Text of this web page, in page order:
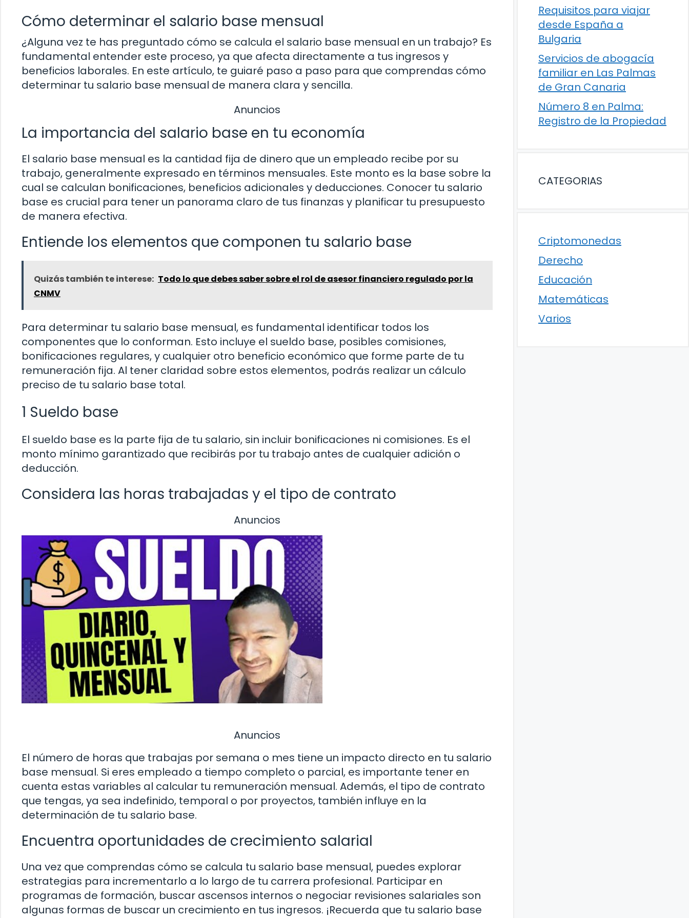
Cómo determinar el salario base mensual
¿Alguna vez te has preguntado cómo se calcula el salario base mensual en un trabajo? Es
fundamental entender este proceso, ya que afecta directamente a tus ingresos y
beneficios laborales. En este artículo, te guiaré paso a paso para que comprendas cómo
determinar tu salario base mensual de manera clara y sencilla.
Anuncios
La importancia del salario base en tu economía
El salario base mensual es la cantidad fija de dinero que un empleado recibe por su
trabajo, generalmente expresado en términos mensuales. Este monto es la base sobre la
cual se calculan bonificaciones, beneficios adicionales y deducciones. Conocer tu salario
base es crucial para tener un panorama claro de tus finanzas y planificar tu presupuesto
de manera efectiva.
Entiende los elementos que componen tu salario base
Quizás también te interese: Todo lo que debes saber sobre el rol de asesor financiero regulado por la
CNMV
Para determinar tu salario base mensual, es fundamental identificar todos los
componentes que lo conforman. Esto incluye el sueldo base, posibles comisiones,
bonificaciones regulares, y cualquier otro beneficio económico que forme parte de tu
remuneración fija. Al tener claridad sobre estos elementos, podrás realizar un cálculo
preciso de tu salario base total.
1 Sueldo base
El sueldo base es la parte fija de tu salario, sin incluir bonificaciones ni comisiones. Es el
monto mínimo garantizado que recibirás por tu trabajo antes de cualquier adición o
deducción.
Considera las horas trabajadas y el tipo de contrato
Anuncios
Anuncios
El número de horas que trabajas por semana o mes tiene un impacto directo en tu salario
base mensual. Si eres empleado a tiempo completo o parcial, es importante tener en
cuenta estas variables al calcular tu remuneración mensual. Además, el tipo de contrato
que tengas, ya sea indefinido, temporal o por proyectos, también influye en la
determinación de tu salario base.
Encuentra oportunidades de crecimiento salarial
Una vez que comprendas cómo se calcula tu salario base mensual, puedes explorar
estrategias para incrementarlo a lo largo de tu carrera profesional. Participar en
programas de formación, buscar ascensos internos o negociar revisiones salariales son
algunas formas de buscar un crecimiento en tus ingresos. ¡Recuerda que tu salario base
Requisitos para viajar
desde España a
Bulgaria
Servicios de abogacía
familiar en Las Palmas
de Gran Canaria
Número 8 en Palma:
Registro de la Propiedad
CATEGORIAS
Criptomonedas
Derecho
Educación
Matemáticas
Varios